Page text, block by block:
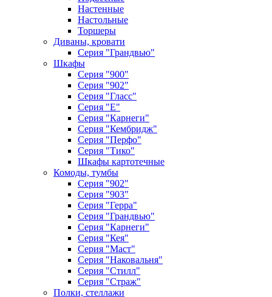
Настенные
Настольные
Торшеры
Диваны, кровати
Серия "Грандвью"
Шкафы
Серия "900"
Серия "902"
Серия "Гласс"
Серия "Е"
Серия "Карнеги"
Серия "Кембридж"
Серия "Перфо"
Серия "Тико"
Шкафы картотечные
Комоды, тумбы
Серия "902"
Серия "903"
Серия "Герра"
Серия "Грандвью"
Серия "Карнеги"
Серия "Кея"
Серия "Маст"
Серия "Наковальня"
Серия "Стилл"
Серия "Страж"
Полки, стеллажи